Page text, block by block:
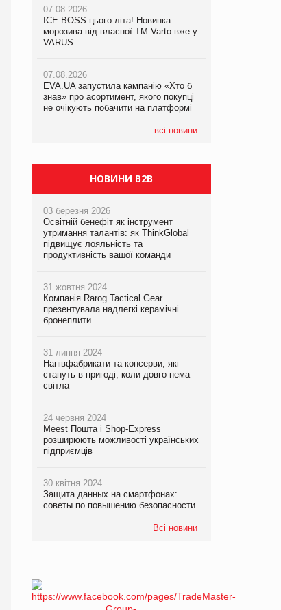
07.08.2026
ICE BOSS цього літа! Новинка
морозива від власної ТМ Varto вже у
VARUS
07.08.2026
EVA.UA запустила кампанію «Хто б
знав» про асортимент, якого покупці
не очікують побачити на платформі
всі новини
06.08.2026
Смачна новинка для хвостатих: у
VARUS з’явилися паучі Varto Paw
05.08.2026
Мережа супермаркетів VARUS купує
мережу магазинів формату
компанія налічуватиме 374 магазини
07.08.2026
Франція заборонила рекламні дзвінки
НОВИНИ B2B
03 березня 2026
Освітній бенефіт як інструмент
утримання талантів: як ThinkGlobal
підвищує лояльність та
продуктивність вашої команди
31 жовтня 2024
Компанія Rarog Tactical Gear
презентувала надлегкі керамічні
бронеплити
31 липня 2024
Напівфабрикати та консерви, які
стануть в пригоді, коли довго нема
світла
24 червня 2024
Meest Пошта і Shop-Express
розширюють можливості українських
підприємців
30 квітня 2024
Защита данных на смартфонах:
советы по повышению безопасности
Всі новини